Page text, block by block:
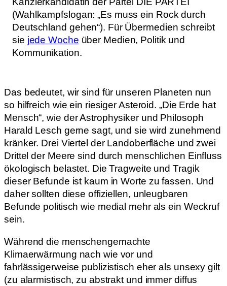
(Wahlkampfslogan: „Es muss ein Rock durch
Deutschland gehen“). Für Übermedien schreibt
sie jede Woche über Medien, Politik und
Kommunikation.
Das bedeutet, wir sind für unseren Planeten nun
so hilfreich wie ein riesiger Asteroid. „Die Erde hat
Mensch“, wie der Astrophysiker und Philosoph
Harald Lesch gerne sagt, und sie wird zunehmend
kränker. Drei Viertel der Landoberfläche und zwei
Drittel der Meere sind durch menschlichen Einfluss
ökologisch belastet. Die Tragweite und Tragik
dieser Befunde ist kaum in Worte zu fassen. Und
daher sollten diese offiziellen, unleugbaren
Befunde politisch wie medial mehr als ein Weckruf
sein.
Während die menschengemachte
Klimaerwärmung nach wie vor und
fahrlässigerweise publizistisch eher als unsexy gilt
(zu alarmistisch, zu abstrakt und immer diffus